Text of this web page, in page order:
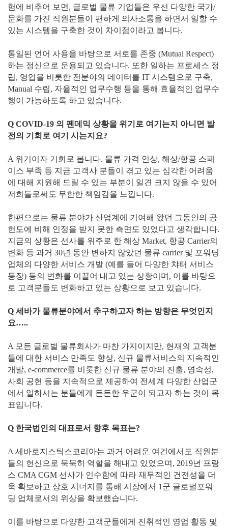
험에 비추어 보면, 글로벌 물류 기업들은 우선 다양한 국가/
문화를 가진 직원분들이 편하게 의사소통을 하면서 일할 수
있는 시스템을 구축한 것이 차이점이라고 봅니다.
통일된 언어 사용을 바탕으로 서로를 존중 (Mutual Respect)
하는 정신으로 운용되고 있습니다. 또한 일하는 프로세스 정
립, 영업을 비롯한 전분야의 데이터를 IT 시스템으로 구축,
Manual 수립, 자율적인 업무수행 등을 통해 효율적인 업무수
행이 가능하도록 하고 있습니다.
Q COVID-19 의 펜데믹 상황을 위기로 여기는지 아니면 발
전의 기회로 여기 시는지요?
A 위기이자 기회로 봅니다. 물류 가격 인상, 해상/항공 스페
이스 부족 등 지금 고객사 분들이 겪고 있는 심각한 어려움
에 대해 지원해 드릴 수 있는 부분이 일견 크지 않을 수 있어
저희들로써도 무한한 책임감을 느낍니다.
한편으로는 물류 분야가 산업계에 기여해 왔던 그동안의 공
헌도에 비해 인정을 받지 못한 측면도 있었다고 생각합니다.
지금의 상황은 선사를 위주로 한 해상 Market, 항공 Carrier의
변화 등 과거 30년 동안 변하지 않았던 물류 carrier 및 포워딩
업체의 다양한 서비스 개발 (예를 들어 다양한 챠터 서비스
등장) 등의 변화를 이끌어 내고 있는 상황이며, 이를 바탕으
로 고객분들도 변화하고 있는 상황으로 보고 있습니다.
Q 세바가 물류분야에서 추구하고자 하는 방향은 무엇인지
요…..
A 모든 글로벌 물류회사가 마찬 가지이지만, 현재의 고객분
들에 대한 서비스 만족도 향상, 신규 물류서비스의 지속적인
개발, e-commerce를 비롯한 신규 물류 분야의 진출, 영속성,
사회 공헌 등을 지속적으로 제공하여 전세계 다양한 산업군
에서 일하시는 분들에게 든든한 우군이 되고자 하는 것이 목
표입니다.
Q 한국법인의 대표로서 향후 목표는?
A 세바로지스틱스코리아는 과거 어려운 여건에서도 직원분
들의 헌신으로 묵묵히 역할을 해내고 있었으며, 2019년 프랑
스 CMA CGM 선사가 인수함에 따라 재무적인 건전성을 더
욱 확보하고 상호 시너지를 통해 시장에서 1군 글로벌포워
딩 업체로서의 위상을 확보했습니다.
이를 바탕으로 다양한 고객군들에게 진취적인 영업 활동 및